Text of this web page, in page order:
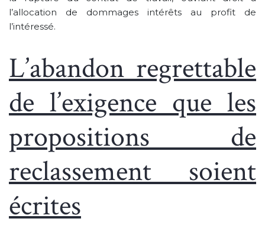
l’allocation de dommages intérêts au profit de
l’intéressé.
L’abandon regrettable
de l’exigence que les
propositions de
reclassement soient
écrites